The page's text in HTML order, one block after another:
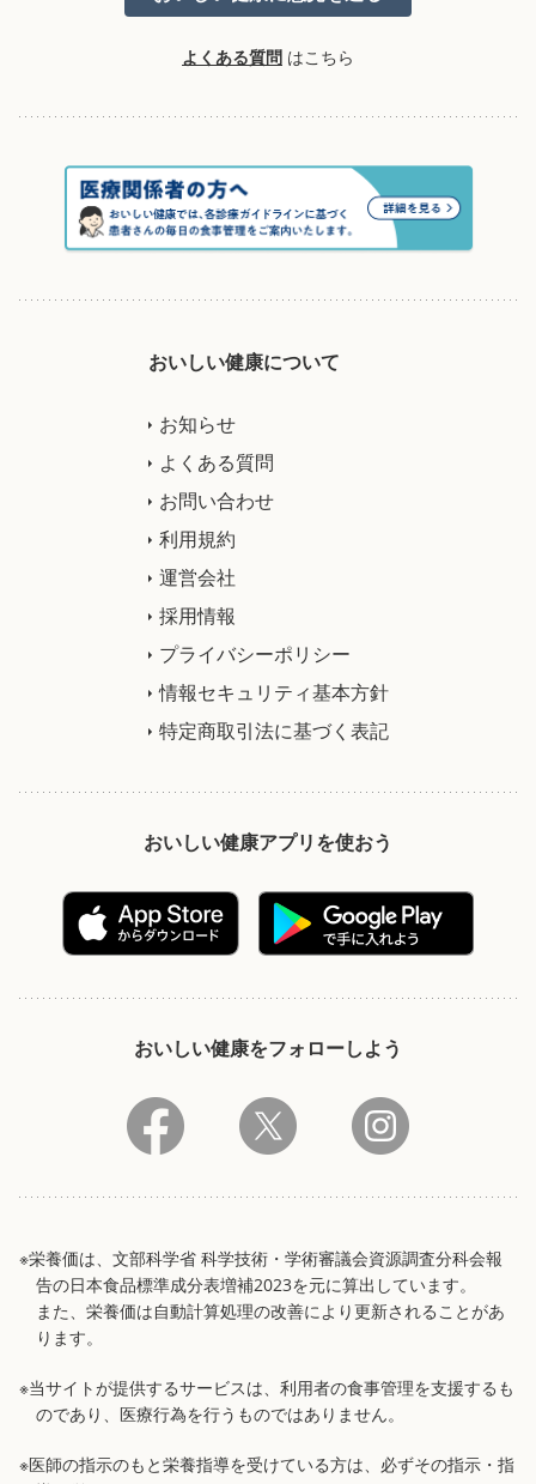
よくある質問 はこちら
おいしい健康について
お知らせ
よくある質問
お問い合わせ
利用規約
運営会社
採用情報
プライバシーポリシー
情報セキュリティ基本方針
特定商取引法に基づく表記
おいしい健康アプリを使おう
おいしい健康をフォローしよう
※栄養価は、文部科学省 科学技術・学術審議会資源調査分科会報
告の日本食品標準成分表増補2023を元に算出しています。
また、栄養価は自動計算処理の改善により更新されることがあ
ります。
※当サイトが提供するサービスは、利用者の食事管理を支援するも
のであり、医療行為を行うものではありません。
※医師の指示のもと栄養指導を受けている方は、必ずその指示・指